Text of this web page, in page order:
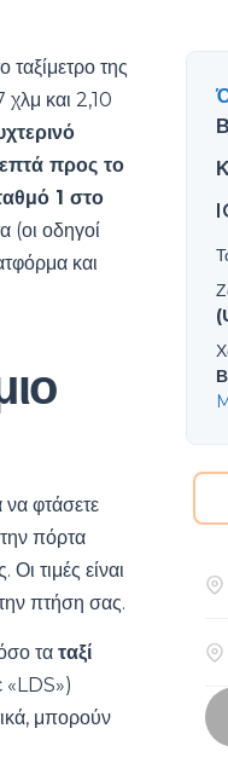
της
και 2,10
προς το
1 στο
(οι οδηγοί
και
να φτάσετε
πόρτα
τιμές είναι
πτήση σας.
τα ταξί
«LDS»)
μπορούν